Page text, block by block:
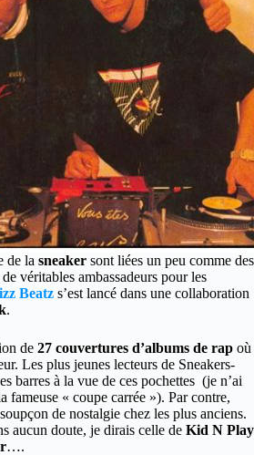
de la sneaker sont liées un peu comme des
véritables ambassadeurs pour les
Beatz s’est lancé dans une collaboration
.
de 27 couvertures d’albums de rap où
Les plus jeunes lecteurs de Sneakers-
barres à la vue de ces pochettes (je n’ai
fameuse « coupe carrée »). Par contre,
de nostalgie chez les plus anciens.
aucun doute, je dirais celle de Kid N Play
….